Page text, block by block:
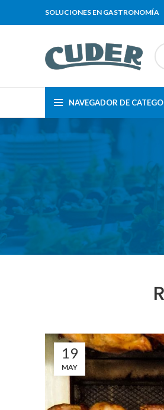
SOLUCIONES EN GASTRONOMÍA
NAVEGADOR DE
19
MAY